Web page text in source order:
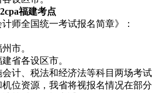
福建考点
师全国统一考试报名简章》：
市。
省各设区市。
会计、税法和经济法等科目两场考试
位资源，我省将视报名情况在部分